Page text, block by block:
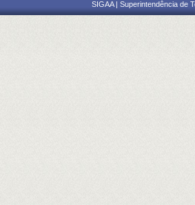
SIGAA | Superintendência de